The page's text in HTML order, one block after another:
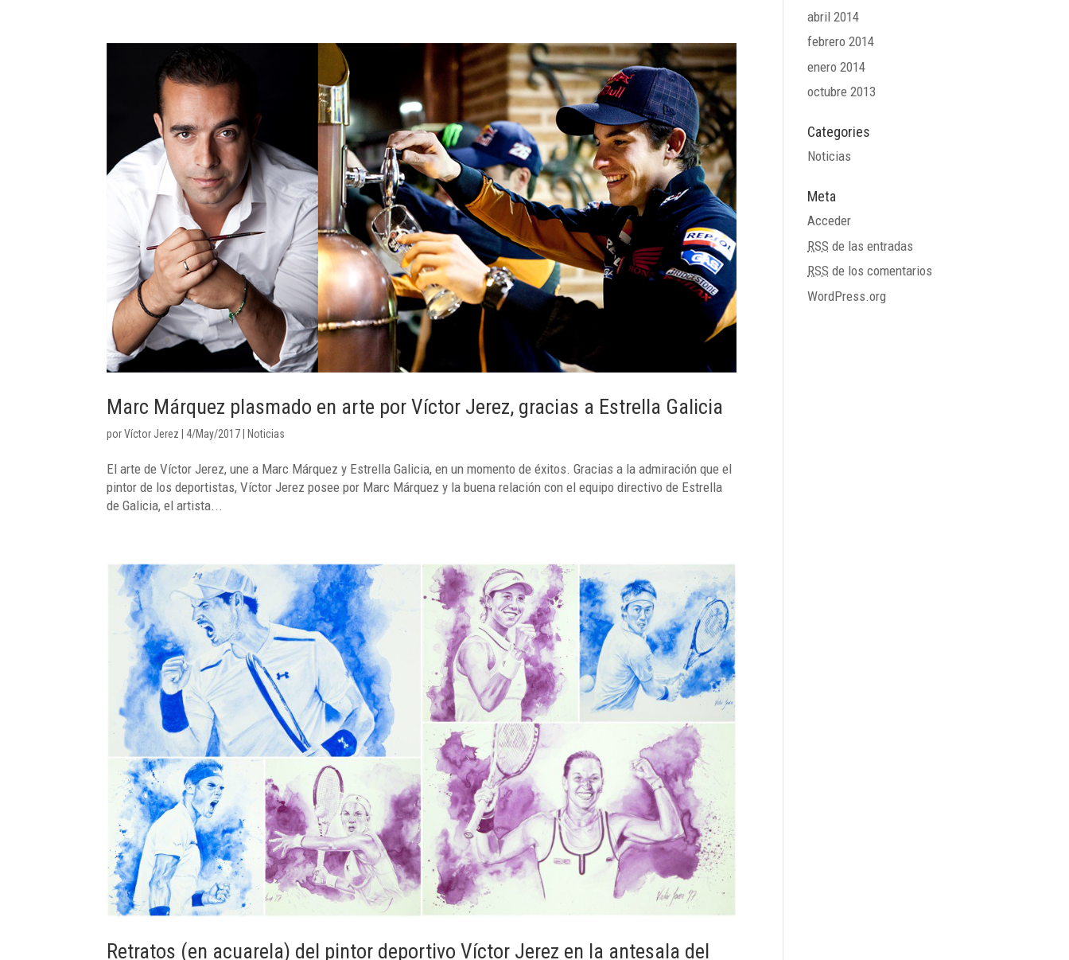
Marc Márquez plasmado en arte por Víctor Jerez, gracias a Estrella Galicia
porVíctor Jerez |4/May/2017 Noticias
El arte de Víctor Jerez, une a Marc Márquez y Estrella Galicia, en un momento de éxitos. Gracias a la admiración que el
pintor de los deportistas, Víctor Jerez posee por Marc Márquez y la buena relación con el equipo directivo de Estrella
de Galicia, el artista...
Retratos (en acuarela) del pintor deportivo Víctor Jerez en la antesala del
abril 2014
febrero 2014
enero 2014
octubre 2013
Categories
Noticias
Meta
Acceder
RSS de las entradas
RSS de los comentarios
WordPress.org